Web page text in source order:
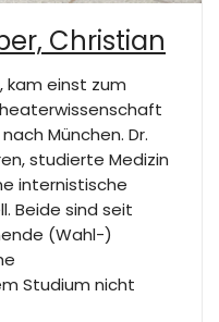
Christian
kam einst zum
München. Dr.
studierte Medizin
internistische
Beide sind seit
(Wahl-)
Studium nicht